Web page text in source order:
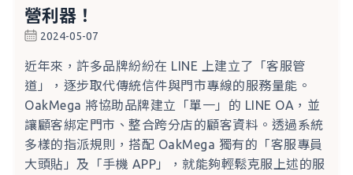
營利器！
2024-05-07
近年來，許多品牌紛紛在 LINE 上建立了「客服管
道」，逐步取代傳統信件與門市專線的服務量能。
OakMega 將協助品牌建立「單一」的 LINE OA，並
讓顧客綁定門市、整合跨分店的顧客資料。透過系統
多樣的指派規則，搭配 OakMega 獨有的「客服專員
大頭貼」及「手機 APP」，就能夠輕鬆克服上述的服